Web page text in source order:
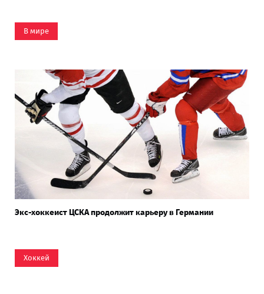
В мире
Экс-хоккеист ЦСКА продолжит карьеру в Германии
Хоккей